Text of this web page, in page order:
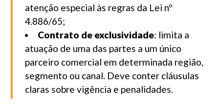
atenção especial às regras da Lei nº
4.886/65;
Contrato de exclusividade: limita a
atuação de uma das partes a um único
parceiro comercial em determinada região,
segmento ou canal. Deve conter cláusulas
claras sobre vigência e penalidades.